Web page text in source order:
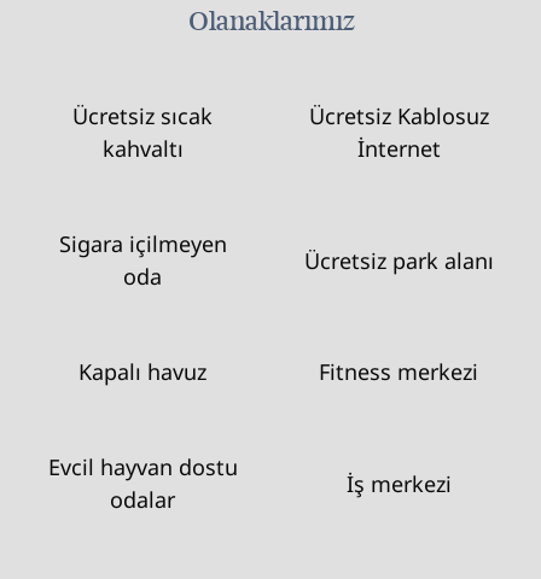
Olanaklarımız
Ücretsiz sıcak
kahvaltı
Ücretsiz Kablosuz
İnternet
Sigara içilmeyen
oda
Ücretsiz park alanı
Kapalı havuz Fitness merkezi
Evcil hayvan dostu
odalar
İş merkezi